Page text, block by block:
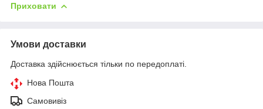
Приховати
Умови доставки
Доставка здійснюється тільки по передоплаті.
Нова Пошта
Самовивіз